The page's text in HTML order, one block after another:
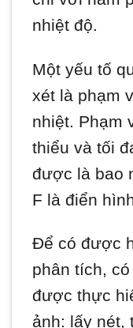
nhiệt độ.
Một yếu tố
xét là phạm
nhiệt. Phạm
thiểu và tối
được là bao
F là điển
Để có được
phân tích,
được thực
ảnh: lấy nét,